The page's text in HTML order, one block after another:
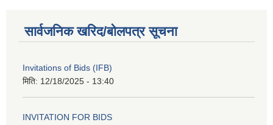
सार्वजनिक खरिद/बोलपत्र सूचना
Invitations of Bids (IFB)
मिति: 12/18/2025 - 13:40
INVITATION FOR BIDS